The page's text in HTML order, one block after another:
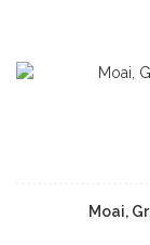
Moai,